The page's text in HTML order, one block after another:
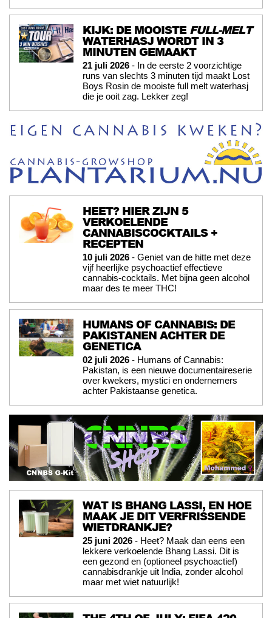
KIJK: DE MOOISTEFULL-MELT
WATERHASJ WORDT IN 3
MINUTEN GEMAAKT
21 juli 2026 - In de eerste 2 voorzichtige
runs van slechts 3 minuten tijd maakt Lost
Boys Rosin de mooiste full melt waterhasj
die je ooit zag. Lekker zeg!
HEET? HIER ZIJN 5
VERKOELENDE
CANNABISCOCKTAILS +
RECEPTEN
10 juli 2026 - Geniet van de hitte met deze
vijf heerlijke psychoactief effectieve
cannabis-cocktails. Met bijna geen alcohol
maar des te meer THC!
HUMANS OF CANNABIS: DE
PAKISTANEN ACHTER DE
GENETICA
02 juli 2026 - Humans of Cannabis:
Pakistan, is een nieuwe documentaireserie
over kwekers, mystici en ondernemers
achter Pakistaanse genetica.
WAT IS BHANG LASSI, EN HOE
MAAK JE DIT VERFRISSENDE
WIETDRANKJE?
25 juni 2026 - Heet? Maak dan eens een
lekkere verkoelende Bhang Lassi. Dit is
een gezond en (optioneel psychoactief)
cannabisdrankje uit India, zonder alcohol
maar met wiet natuurlijk!